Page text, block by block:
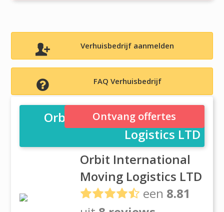
Verhuisbedrijf aanmelden
FAQ Verhuisbedrijf
Orbit International Moving
Logistics LTD
Orbit International
Moving Logistics LTD
een 8.81
Ontvang offertes